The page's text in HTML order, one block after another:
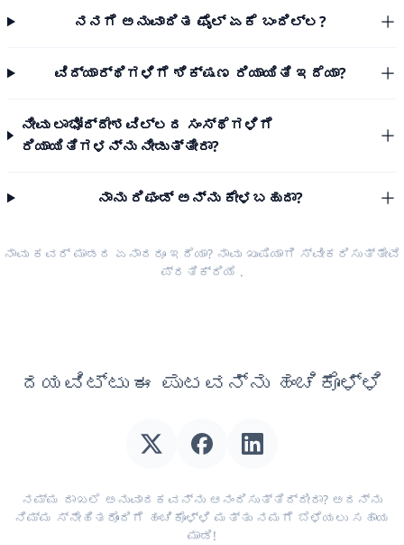
ನನಗೆ ಅನುವಾದಿತ ಫೈಲ್ ಏಕೆ ಬಂದಿಲ್ಲ?
ವಿದ್ಯಾರ್ಥಿಗಳಿಗೆ ಶಿಕ್ಷಣ ರಿಯಾಯಿತಿ ಇದೆಯಾ?
ನೀವು ಲಾಭೋದ್ದೇಶವಿಲ್ಲದ ಸಂಸ್ಥೆಗಳಿಗೆ
ರಿಯಾಯಿತಿಗಳನ್ನು ನೀಡುತ್ತೀರಾ?
ನಾನು ರಿಫಂಡ್ ಅನ್ನು ಕೇಳಬಹುದಾ?
ನಾವು ಕವರ್ ಮಾಡದ ಏನಾದರೂ ಇದೆಯಾ? ನಾವು ಖುಷಿಯಾಗಿ ಸ್ವೀಕರಿಸುತ್ತೇವೆ
ಪ್ರತಿಕ್ರಿಯೆ .
ದಯವಿಟ್ಟು ಈ ಪುಟವನ್ನು ಹಂಚಿಕೊಳ್ಳಿ
ನಮ್ಮ ದಾಖಲೆ ಅನುವಾದಕವನ್ನು ಆನಂದಿಸುತ್ತಿದ್ದೀರಾ? ಅದನ್ನು
ನಿಮ್ಮ ಸ್ನೇಹಿತರೊಂದಿಗೆ ಹಂಚಿಕೊಳ್ಳಿ ಮತ್ತು ನಮಗೆ ಬೆಳೆಯಲು ಸಹಾಯ
ಮಾಡಿ!